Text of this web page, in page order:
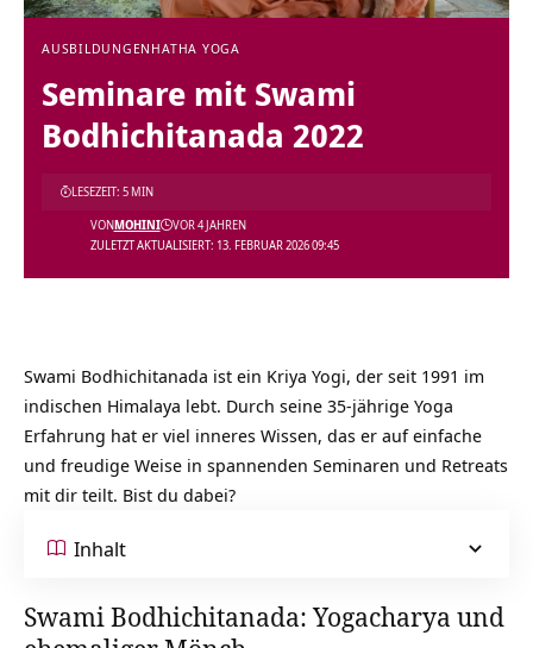
AUSBILDUNGEN HATHA YOGA
Seminare mit Swami
Bodhichitanada 2022
ZULETZT AKTUALISIERT: 13. FEBRUAR 2026 09:45
VONMOHINI VOR 4 JAHREN
LESEZEIT: 5 MIN
Swami Bodhichitanada ist ein Kriya Yogi, der seit 1991 im
indischen Himalaya lebt. Durch seine 35-jährige Yoga
Erfahrung hat er viel inneres Wissen, das er auf einfache
und freudige Weise in spannenden Seminaren und Retreats
mit dir teilt. Bist du dabei?
Inhalt
Swami Bodhichitanada: Yogacharya und